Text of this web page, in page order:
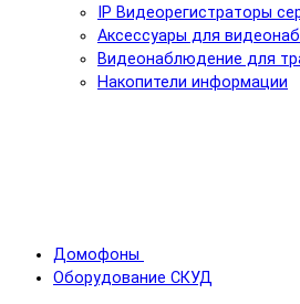
IP Видеорегистраторы
Аксессуары для
Видеонаблюдение для
Накопители информации
Домофоны
Оборудование СКУД